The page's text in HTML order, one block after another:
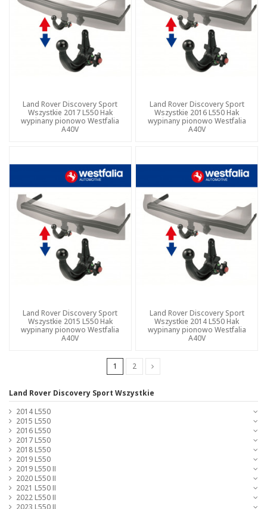
Land Rover Discovery Sport
Wszystkie 2017 L550 Hak
wypinany pionowo Westfalia
A40V
Land Rover Discovery Sport
Wszystkie 2016 L550 Hak
wypinany pionowo Westfalia
A40V
Land Rover Discovery Sport
Wszystkie 2015 L550 Hak
wypinany pionowo Westfalia
A40V
Land Rover Discovery Sport
Wszystkie 2014 L550 Hak
wypinany pionowo Westfalia
A40V
1 2
Land Rover Discovery Sport Wszystkie
2014 L550
2015 L550
2016 L550
2017 L550
2018 L550
2019 L550
2019 L550 II
2020 L550 II
2021 L550 II
2022 L550 II